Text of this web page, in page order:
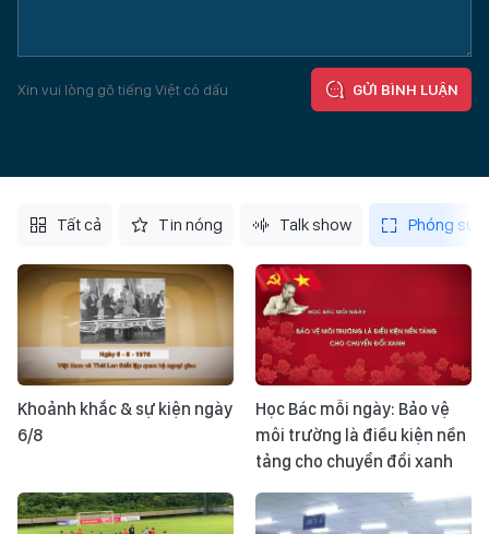
Xin vui lòng gõ tiếng Việt có dấu GỬI BÌNH LUẬN
Tất cả Tin nóng Talk show Phóng sự
Khoảnh khắc & sự kiện ngày
6/8
Học Bác mỗi ngày: Bảo vệ
môi trường là điều kiện nền
tảng cho chuyển đổi xanh